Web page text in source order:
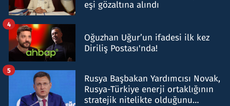
eşi gözaltına alındı
Oğuzhan Uğur’un ifadesi ilk kez
Diriliş Postası'nda!
4
Rusya Başbakan Yardımcısı Novak,
Rusya-Türkiye enerji ortaklığının
stratejik nitelikte olduğunu
5